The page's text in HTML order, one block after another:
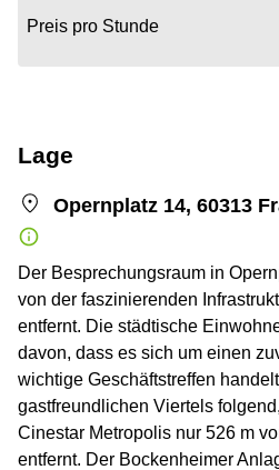
Preis pro Stunde
Lage
Opernplatz 14, 60313
Der Besprechungsraum in
von der faszinierenden
entfernt. Die städtische
davon, dass es sich um einen
wichtige Geschäftstreffen
gastfreundlichen Viertels
Cinestar Metropolis nur 526 m
entfernt. Der Bockenheimer